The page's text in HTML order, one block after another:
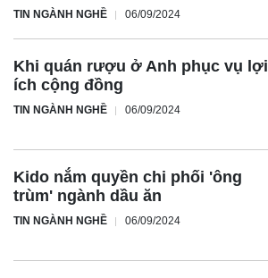
TIN NGÀNH NGHỀ 06/09/2024
Khi quán rượu ở Anh phục vụ lợi
ích cộng đồng
TIN NGÀNH NGHỀ 06/09/2024
Kido nắm quyền chi phối 'ông
trùm' ngành dầu ăn
TIN NGÀNH NGHỀ 06/09/2024